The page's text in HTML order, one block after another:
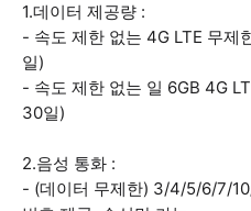
1.데이터 제공량 :
- 속도 제한 없는 4G LTE 무제
일)
- 속도 제한 없는 일 6GB 4G
30일)
2.음성 통화 :
- (데이터 무제한) 3/4/5/6/7/